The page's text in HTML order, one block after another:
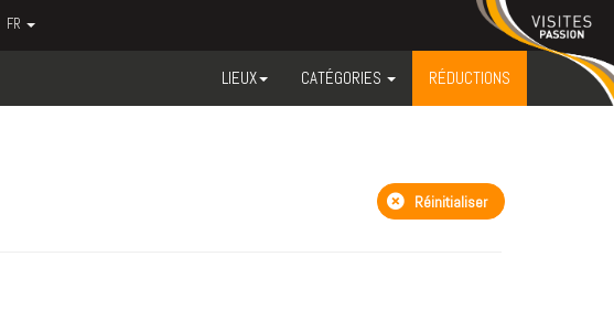
FR
LIEUX CATÉGORIES RÉDUCTIONS
Réinitialiser